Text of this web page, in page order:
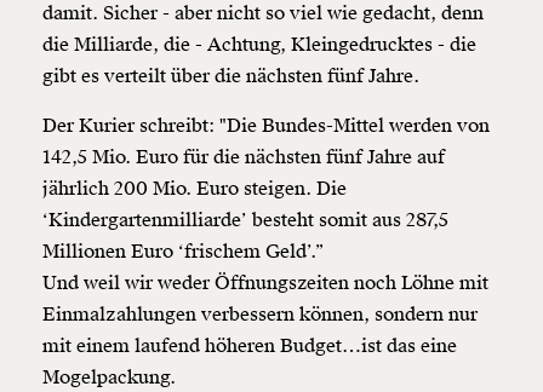
Veränderung
beginnt mit Dir!
damit. Sicher - aber nicht so viel wie gedacht, denn
die Milliarde, die - Achtung, Kleingedrucktes - die
gibt es verteilt über die nächsten fünf Jahre.
Der Kurier schreibt: "Die Bundes-Mittel werden von
142,5 Mio. Euro für die nächsten fünf Jahre auf
jährlich 200 Mio. Euro steigen. Die
‘Kindergartenmilliarde’ besteht somit aus 287,5
Millionen Euro ‘frischem Geld’.”
Und weil wir weder Öffnungszeiten noch Löhne mit
Einmalzahlungen verbessern können, sondern nur
mit einem laufend höheren Budget…ist das eine
Mogelpackung.